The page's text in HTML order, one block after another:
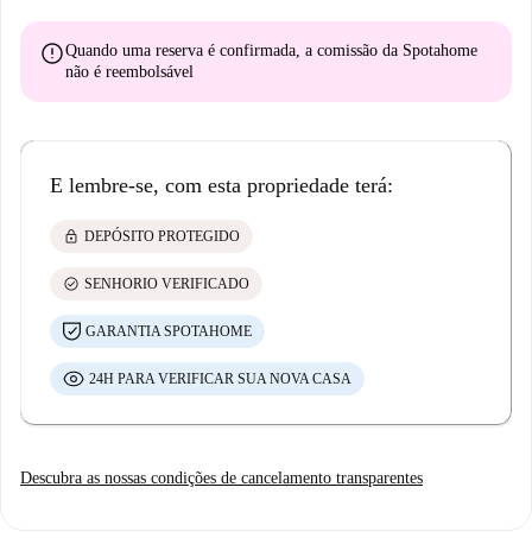
errorQuando uma reserva é confirmada, a comissão da Spotahome
não é reembolsável
E lembre-se, com esta propriedade terá:
lock DEPÓSITO PROTEGIDO
check_circle SENHORIO VERIFICADO
GARANTIA SPOTAHOME
24H PARA VERIFICAR SUA NOVA CASA
Descubra as nossas condições de cancelamento transparentes